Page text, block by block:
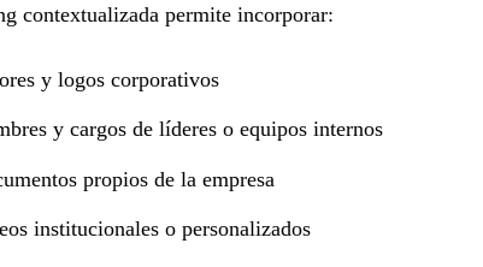
contextualizada permite incorporar:
y logos corporativos
y cargos de líderes o equipos internos
propios de la empresa
institucionales o personalizados